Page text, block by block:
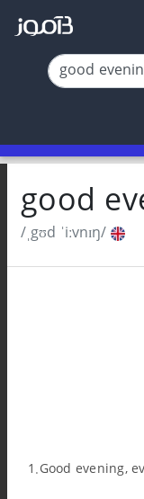
good
/ˌgʊd ˈiːvnɪŋ/
1.Good evening,